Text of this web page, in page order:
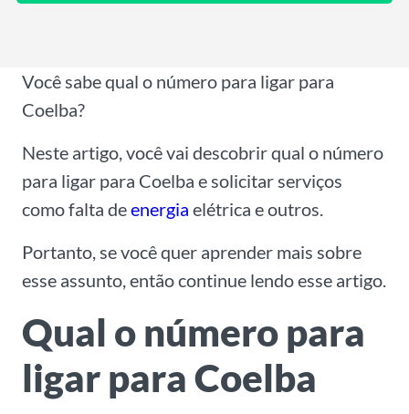
Você sabe qual o número para ligar para
Coelba?
Neste artigo, você vai descobrir qual o número
para ligar para Coelba e solicitar serviços
como falta deenergia elétrica e outros.
Portanto, se você quer aprender mais sobre
esse assunto, então continue lendo esse artigo.
Qual o número para
ligar para Coelba